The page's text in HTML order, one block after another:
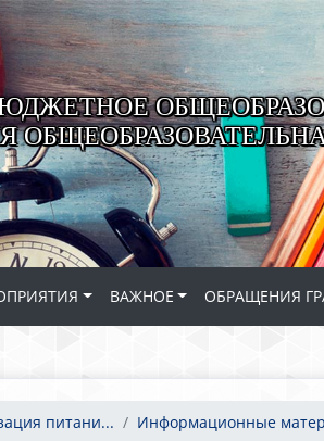
ВАЖНОЕ ОБРАЩЕНИЯ
питани... Информационные